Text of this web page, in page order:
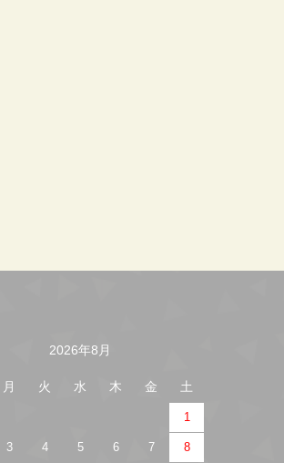
2026年8月
月 火 水 木 金 土
1
3 4 5 6 7 8